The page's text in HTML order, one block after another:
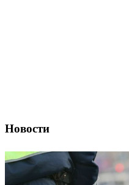
Новости